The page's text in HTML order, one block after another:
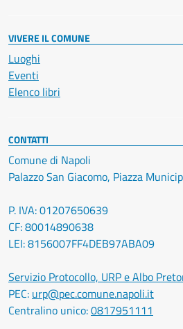
VIVERE IL COMUNE
Luoghi
Eventi
Elenco libri
CONTATTI
Comune di Napoli
Palazzo San Giacomo, Piazza
P. IVA: 01207650639
CF: 80014890638
LEI: 8156007FF4DEB97ABA09
Servizio Protocollo, URP e Albo
PEC: urp@pec.comune.napoli.it
Centralino unico:0817951111